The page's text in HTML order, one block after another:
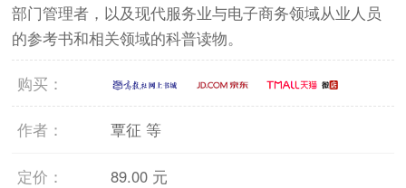
部门管理者，以及现代服务业与电子商务领域从业人员
的参考书和相关领域的科普读物。
购买：
作者： 覃征 等
定价： 89.00 元